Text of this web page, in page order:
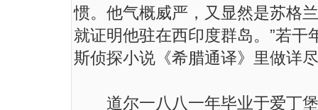
惯。他气概威严，又显然是苏格
就证明他驻在西印度群岛。”若
斯侦探小说《希腊通译》里做详
道尔一八八一年毕业于爱丁堡